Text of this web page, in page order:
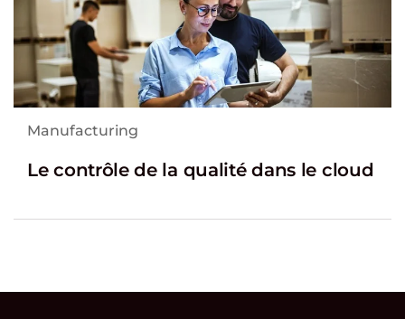
Manufacturing
Le contrôle de la qualité dans le cloud